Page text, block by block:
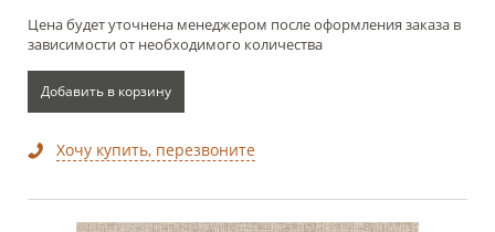
Цена будет уточнена менеджером после оформления заказа в
зависимости от необходимого количества
Добавить в корзину
Хочу купить, перезвоните